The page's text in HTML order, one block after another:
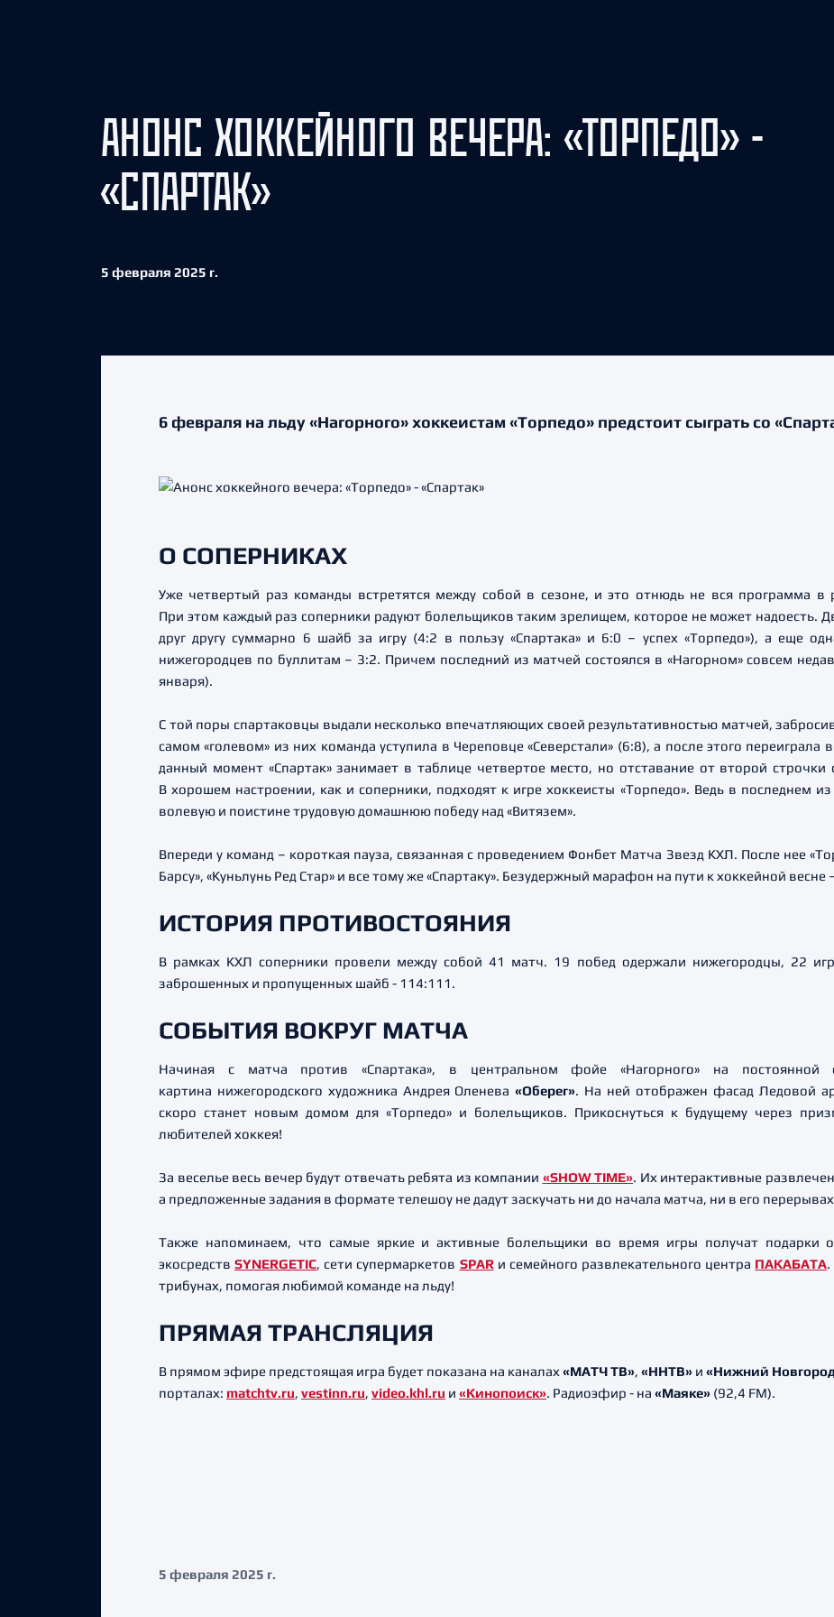
АНОНС ХОККЕЙНОГО ВЕЧЕРА: «ТОРПЕДО» -
«СПАРТАК»
5 февраля 2025 г.
6 февраля на льду «Нагорного» хоккеистам «Торпедо» предстоит сыграть со
О СОПЕРНИКАХ
Уже четвертый раз команды встретятся между собой в сезоне, и это отнюдь не вся программа в
При этом каждый раз соперники радуют болельщиков таким зрелищем, которое не может надоесть.
друг другу суммарно 6 шайб за игру (4:2 в пользу «Спартака» и 6:0 – успех «Торпедо»), а еще
нижегородцев по буллитам – 3:2. Причем последний из матчей состоялся в «Нагорном» совсем
января).
С той поры спартаковцы выдали несколько впечатляющих своей результативностью матчей,
самом «голевом» из них команда уступила в Череповце «Северстали» (6:8), а после этого
данный момент «Спартак» занимает в таблице четвертое место, но отставание от второй строчки
В хорошем настроении, как и соперники, подходят к игре хоккеисты «Торпедо». Ведь в последнем
волевую и поистине трудовую домашнюю победу над «Витязем».
Впереди у команд – короткая пауза, связанная с проведением Фонбет Матча Звезд КХЛ. После нее
Барсу», «Куньлунь Ред Стар» и все тому же «Спартаку». Безудержный марафон на пути к хоккейной весне
ИСТОРИЯ ПРОТИВОСТОЯНИЯ
В рамках КХЛ соперники провели между собой 41 матч. 19 побед одержали нижегородцы, 22
заброшенных и пропущенных шайб - 114:111.
СОБЫТИЯ ВОКРУГ МАТЧА
Начиная с матча против «Спартака», в центральном фойе «Нагорного» на постоянной
картина нижегородского художника Андрея Оленева«Оберег». На ней отображен фасад Ледовой
скоро станет новым домом для «Торпедо» и болельщиков. Прикоснуться к будущему через
любителей хоккея!
За веселье весь вечер будут отвечать ребята из компании «SHOW TIME». Их интерактивные
а предложенные задания в формате телешоу не дадут заскучать ни до начала матча, ни в его
Также напоминаем, что самые яркие и активные болельщики во время игры получат подарки
экосредствSYNERGETIC, сети супермаркетов SPARи семейного развлекательного центра ПАКАБАТА.
трибунах, помогая любимой команде на льду!
ПРЯМАЯ ТРАНСЛЯЦИЯ
В прямом эфире предстоящая игра будет показана на каналах «МАТЧ ТВ», «ННТВ» и «Нижний
порталах: matchtv.ru, vestinn.ru, video.khl.ru и «Кинопоиск». Радиоэфир - на «Маяке» (92,4 FM).
5 февраля 2025 г.